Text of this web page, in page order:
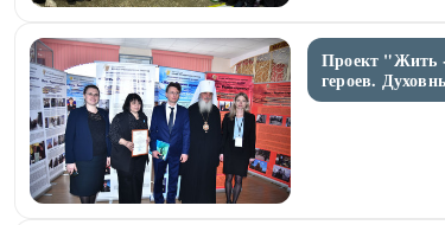
Проект "Жить
героев.